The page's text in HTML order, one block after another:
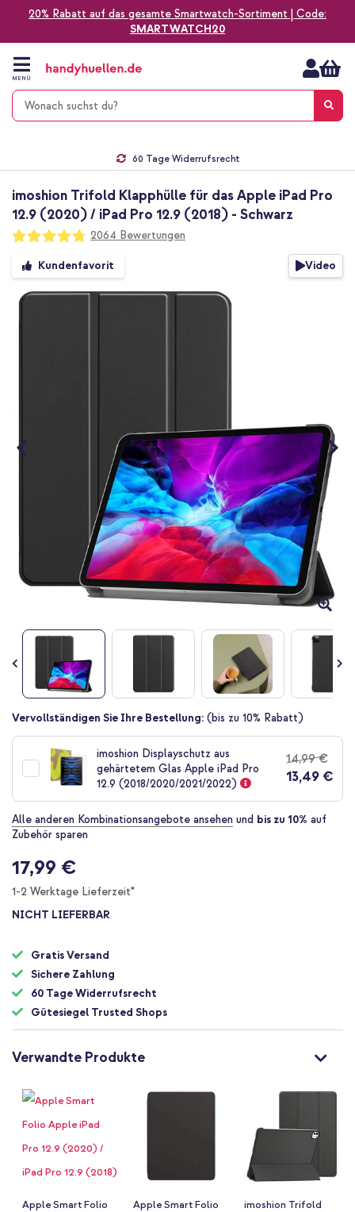
20% Rabatt auf das gesamte Smartwatch-Sortiment | Code:
SMARTWATCH20
Zum
Inhalt
springen
MENÜ
60 Tage Widerrufsrecht
imoshion Trifold Klapphülle für das Apple iPad Pro
12.9 (2020) / iPad Pro 12.9 (2018) - Schwarz
Bewertung:
95
100
2064 Bewertungen
Zum
Ende
der
Bildgalerie
springen
Kundenfavorit Video
Zum
Bildgalerie
springen
Vervollständigen Sie Ihre Bestellung: (bis zu 10% Rabatt)
imoshion Displayschutz aus
gehärtetem Glas Apple iPad Pro
12.9 (2018/2020/2021/2022)
14,99 €
13,49 €
Alle anderen Kombinationsangebote ansehen und bis zu 10% auf
Zubehör sparen
17,99 €
1-2 Werktage Lieferzeit*
NICHT LIEFERBAR
Gratis Versand
Sichere Zahlung
60 Tage Widerrufsrecht
Gütesiegel Trusted Shops
Verwandte Produkte
Apple Smart Folio
Apple Smart Folio
imoshion Trifold